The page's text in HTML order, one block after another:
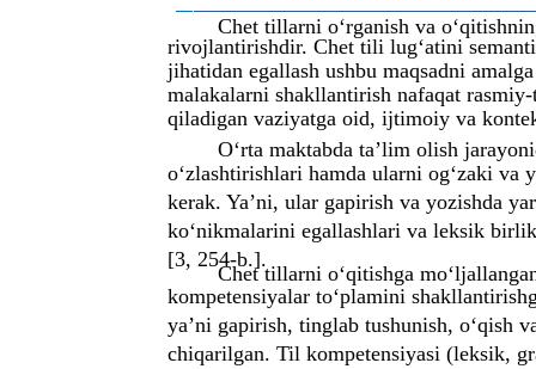
Chet tillarni o‘rganish va
rivojlantirishdir. Chet tili lug‘atini
jihatidan egallash ushbu maqsadni
malakalarni shakllantirish nafaqat
qiladigan vaziyatga oid, ijtimoiy va
O‘rta maktabda ta’lim olish
o‘zlashtirishlari hamda ularni og‘zaki
kerak. Ya’ni, ular gapirish va yozishda
ko‘nikmalarini egallashlari va leksik
[3, 254-b.].
Chet tillarni o‘qitishga
kompetensiyalar to‘plamini
ya’ni gapirish, tinglab tushunish, o‘qish
chiqarilgan. Til kompetensiyasi (leksik,